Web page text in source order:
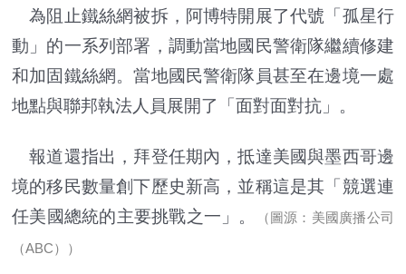
為阻止鐵絲網被拆，阿博特開展了代號「孤星行
動」的一系列部署，調動當地國民警衛隊繼續修建
和加固鐵絲網。當地國民警衛隊員甚至在邊境一處
地點與聯邦執法人員展開了「面對面對抗」。
報道還指出，拜登任期內，抵達美國與墨西哥邊
境的移民數量創下歷史新高，並稱這是其「競選連
任美國總統的主要挑戰之一」。
（圖源：美國廣播公司
（ABC））